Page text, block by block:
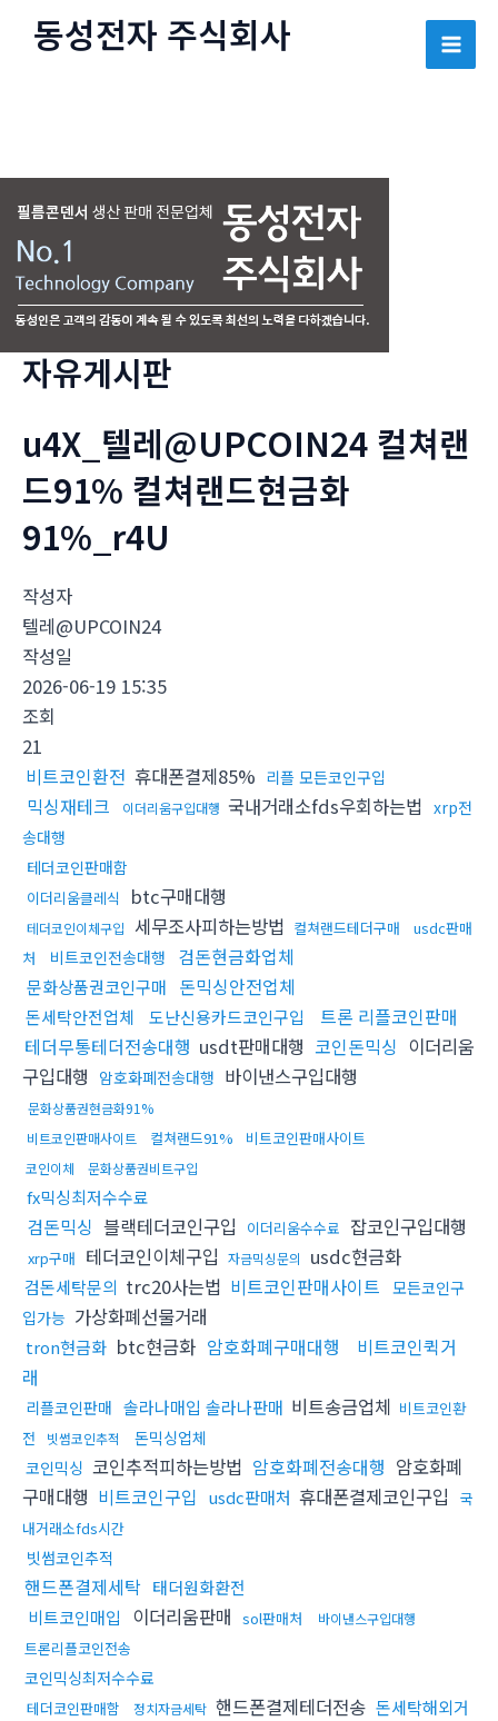
동성전자 주식회사
Main
자유게시판
u4X_텔레@UPCOIN24 컬쳐랜
드91% 컬쳐랜드현금화
91%_r4U
작성자
텔레@UPCOIN24
작성일
2026-06-19 15:35
조회
21
비트코인환전 휴대폰결제85% 리플 모든코인구입
믹싱재테크 이더리움구입대행 국내거래소fds우회하는법 xrp전
송대행
테더코인판매함
이더리움클레식 btc구매대행
테더코인이체구입 세무조사피하는방법 컬쳐랜드테더구매
usdc판매
처
비트코인전송대행 검돈현금화업체
문화상품권코인구매 돈믹싱안전업체
돈세탁안전업체 도난신용카드코인구입
트론 리플코인판매
테더무통테더전송대행 usdt판매대행 코인돈믹싱 이더리움
구입대행 암호화폐전송대행 바이낸스구입대행
문화상품권현금화91%
비트코인판매사이트
컬쳐랜드91% 비트코인판매사이트
코인이체 문화상품권비트구입
fx믹싱최저수수료
검돈믹싱 블랙테더코인구입 이더리움수수료 잡코인구입대행
xrp구매 테더코인이체구입 자금믹싱문의 usdc현금화
검돈세탁문의 trc20사는법 비트코인판매사이트 모든코인구
입가능 가상화폐선물거래
tron현금화 btc현금화 암호화폐구매대행
비트코인퀵거
래
리플코인판매 솔라나매입 솔라나판매 비트송금업체 비트코인환
전
빗썸코인추적
돈믹싱업체
코인믹싱 코인추적피하는방법 암호화폐전송대행 암호화폐
구매대행 비트코인구입 usdc판매처 휴대폰결제코인구입
국
내거래소fds시간
빗썸코인추적
핸드폰결제세탁 태더원화환전
비트코인매입
이더리움판매 sol판매처 바이낸스구입대행
트론리플코인전송
코인믹싱최저수수료
테더코인판매함 정치자금세탁 핸드폰결제테더전송 돈세탁해외거